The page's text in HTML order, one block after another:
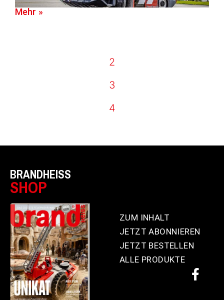
2
3
4
Mehr »
BRANDHEISS
SHOP
ZUM INHALT
JETZT ABONNIEREN
JETZT BESTELLEN
ALLE PRODUKTE